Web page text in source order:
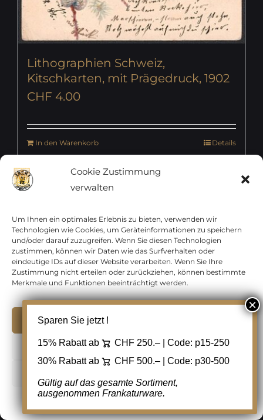
Cookie Zustimmung
verwalten
Um Ihnen ein optimales Erlebnis zu bieten, verwenden wir
Technologien wie Cookies, um Geräteinformationen zu speichern
und/oder darauf zuzugreifen. Wenn Sie diesen Technologien
zustimmen, können wir Daten wie das Surfverhalten oder
eindeutige IDs auf dieser Website verarbeiten. Wenn Sie Ihre
Zustimmung nicht erteilen oder zurückziehen, können bestimmte
Merkmale und Funktionen beeinträchtigt werden.
Ablehnen
Lithographien Schweiz,
Kitschkarten, mit Prägedruck, 1902
CHF 4.00
In den Warenkorb
Details
hinzufügen
Lithographien Schweiz,
Kitschkarten, mit Prägedruck und
Stoff, 1902
Sparen Sie jetzt !
15% Rabatt ab CHF 250.– | Code: p15-250
30% Rabatt ab
CHF 500.– | Code: p30-500
Gültig auf das gesamte Sortiment,
ausgenommen Frankaturware.